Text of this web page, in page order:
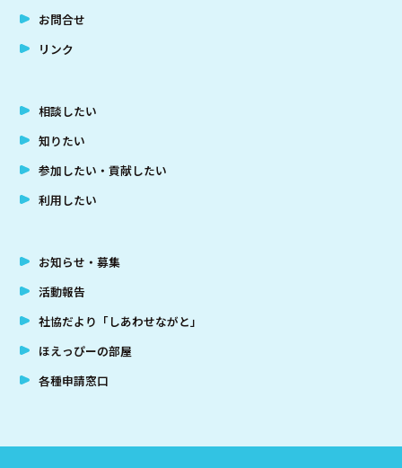
お問合せ
リンク
相談したい
知りたい
参加したい・貢献したい
利用したい
お知らせ・募集
活動報告
社協だより「しあわせながと」
ほえっぴーの部屋
各種申請窓口